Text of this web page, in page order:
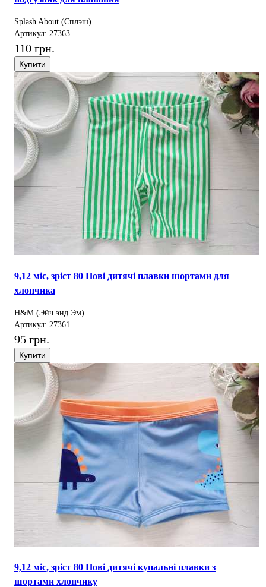
Splash About (Сплэш)
Артикул: 27363
110 грн.
Купити
9,12 міс, зріст 80 Нові дитячі плавки шортами для
хлопчика
H&M (Эйч энд Эм)
Артикул: 27361
95 грн.
Купити
9,12 міс, зріст 80 Нові дитячі купальні плавки з
шортами хлопчику